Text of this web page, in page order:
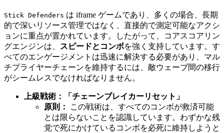
Stick Defenders は iframe ゲームであり、多くの場合、長期
的で深いリソース管理ではなく、直接的で測定可能なアクシ
ョンに重点が置かれています。したがって、コアスコアリン
グエンジンは、
スピードとコンボを強く支持しています。す
べてのエンゲージメントは迅速に解決する必要があり、マル
チプライヤーチェーンを維持するには、敵ウェーブ間の移行
がシームレスでなければなりません。
上級戦術：「チェーンブレイカーリセット」
原則：
この戦術は、すべてのコンボが救済可能
とは限らないことを認識しています。わずかな残
党で死にかけているコンボを必死に維持しようと